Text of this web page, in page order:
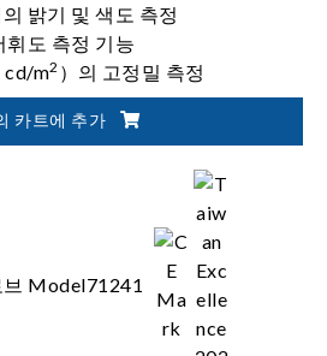
밝기 및 색도 측정
휘도 측정 기능
cd/m2 ）의 고정밀 측정
카트에 추가